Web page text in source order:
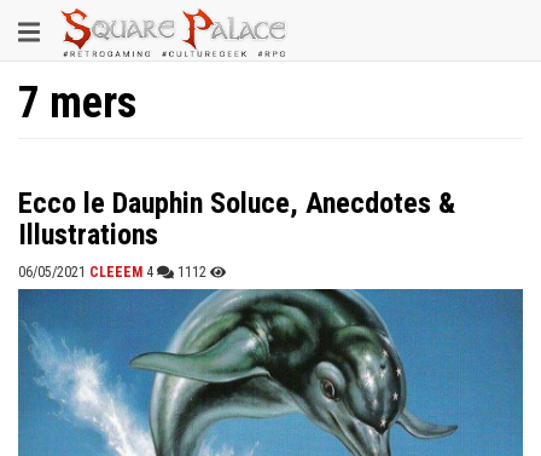
au
contenu
principal
Toggle
navigation
7 mers
Ecco le Dauphin Soluce, Anecdotes &
Illustrations
06/05/2021 CLEEEM 4 1112